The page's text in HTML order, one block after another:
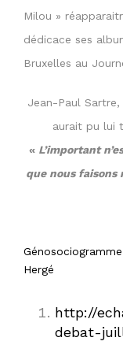
Milou »
dédicace ses
Bruxelles au
Jean-Paul Sartre,
aurait pu lui
« L’important
que nous faisons
Hergé
http://
debat-